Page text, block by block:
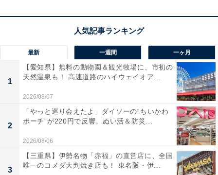
最新 一週間 一ヶ月
1
【愛知県】無料の動物園＆観光牧場に、市初の
天然温泉も！ 高速道路のハイウェイオア...
2026/08/07
2
「やっと巡り会えたよ」ダイソーの“ちいかわ
ポーチ”が220円で反響。ぬい活＆防災...
2026/08/06
3
【三重県】伊勢名物「赤福」の直営店に、全国
唯一のコメダ大判焼き店も！ 東名阪・伊...